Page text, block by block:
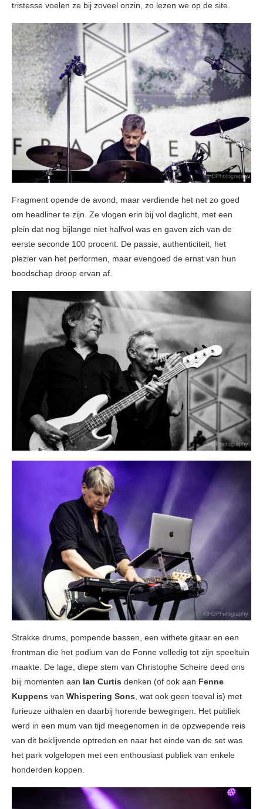
tristesse voelen ze bij zoveel onzin, zo lezen we op de site.
Fragment opende de avond, maar verdiende het net zo goed
om headliner te zijn. Ze vlogen erin bij vol daglicht, met een
plein dat nog bijlange niet halfvol was en gaven zich van de
eerste seconde 100 procent. De passie, authenticiteit, het
plezier van het performen, maar evengoed de ernst van hun
boodschap droop ervan af.
Strakke drums, pompende bassen, een withete gitaar en een
frontman die het podium van de Fonne volledig tot zijn speeltuin
maakte. De lage, diepe stem van Christophe Scheire deed ons
biij momenten aan Ian Curtis denken (of ook aan Fenne
Kuppens van Whispering Sons, wat ook geen toeval is) met
furieuze uithalen en daarbij horende bewegingen. Het publiek
werd in een mum van tijd meegenomen in de opzwepende reis
van dit beklijvende optreden en naar het einde van de set was
het park volgelopen met een enthousiast publiek van enkele
honderden koppen.